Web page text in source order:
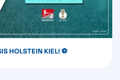
HOLSTEIN KIEL! ⚽️